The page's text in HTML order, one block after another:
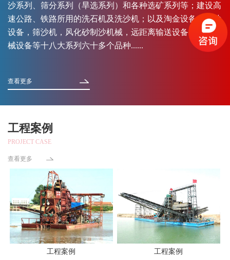
沙系列、筛分系列（旱选系列）和各种选矿系列等；建设高
速公路、铁路所用的洗石机及洗沙机；以及淘金设备，运沙
设备，筛沙机，风化砂制沙机械，远距离输送设备，异型机
械设备等十八大系列六十多个品种......
查看更多
工程案例
PROJECT CASE
查看更多
工程案例 工程案例